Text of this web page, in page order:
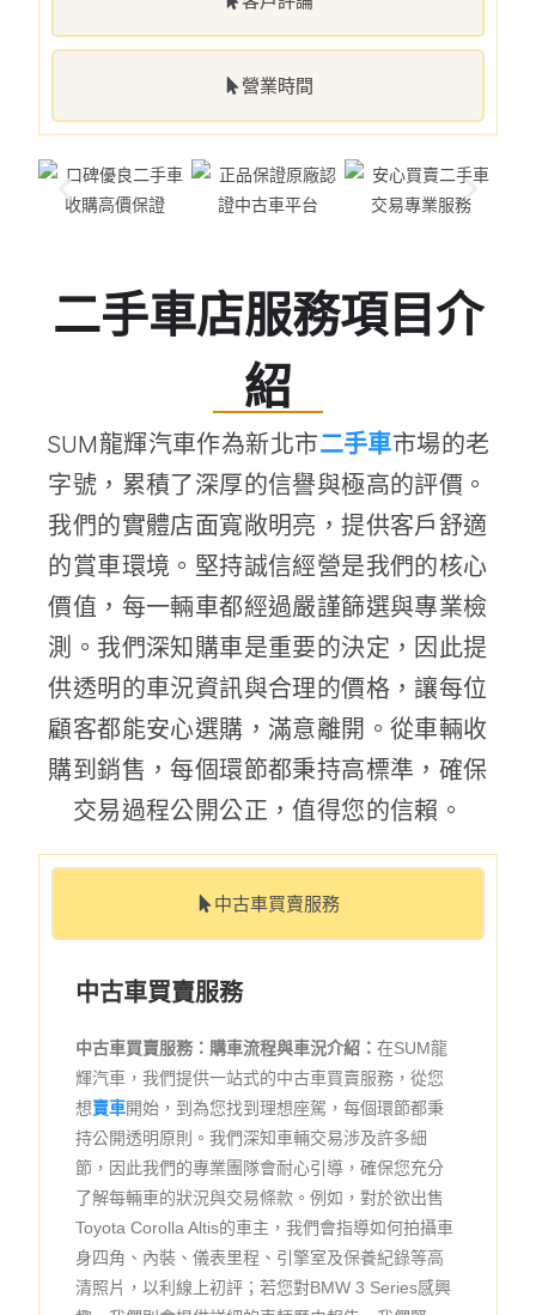
營業時間
二手車店服務項目介
紹
SUM龍輝汽車作為新北市二手車市場的老
字號，累積了深厚的信譽與極高的評價。
我們的實體店面寬敞明亮，提供客戶舒適
的賞車環境。堅持誠信經營是我們的核心
價值，每一輛車都經過嚴謹篩選與專業檢
測。我們深知購車是重要的決定，因此提
供透明的車況資訊與合理的價格，讓每位
顧客都能安心選購，滿意離開。從車輛收
購到銷售，每個環節都秉持高標準，確保
交易過程公開公正，值得您的信賴。
中古車買賣服務
中古車買賣服務
中古車買賣服務：購車流程與車況介紹：在SUM龍
輝汽車，我們提供一站式的中古車買賣服務，從您
想賣車開始，到為您找到理想座駕，每個環節都秉
持公開透明原則。我們深知車輛交易涉及許多細
節，因此我們的專業團隊會耐心引導，確保您充分
了解每輛車的狀況與交易條款。例如，對於欲出售
Toyota Corolla Altis的車主，我們會指導如何拍攝車
身四角、內裝、儀表里程、引擎室及保養紀錄等高
清照片，以利線上初評；若您對BMW 3 Series感興